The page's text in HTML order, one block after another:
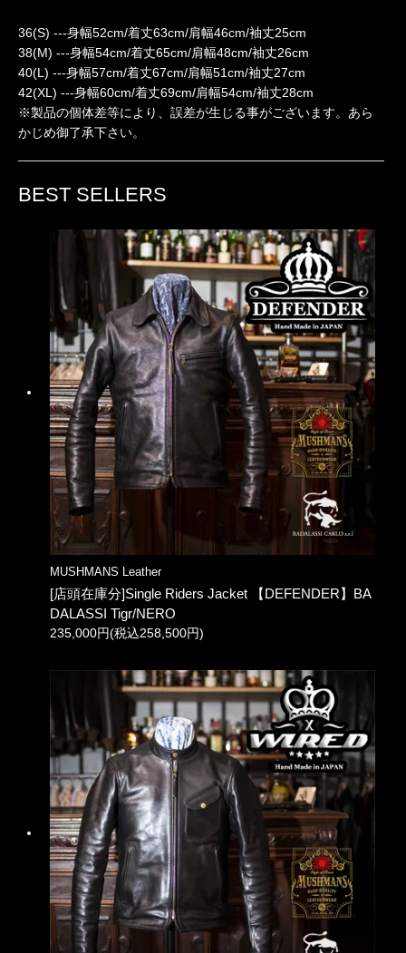
36(S) ---身幅52cm/着丈63cm/肩幅46cm/袖丈25cm
38(M) ---身幅54cm/着丈65cm/肩幅48cm/袖丈26cm
40(L) ---身幅57cm/着丈67cm/肩幅51cm/袖丈27cm
42(XL) ---身幅60cm/着丈69cm/肩幅54cm/袖丈28cm
※製品の個体差等により、誤差が生じる事がございます。あら
かじめ御了承下さい。
BEST SELLERS
MUSHMANS Leather
[店頭在庫分]Single Riders Jacket 【DEFENDER】BA
DALASSI Tigr/NERO
235,000円(税込258,500円)